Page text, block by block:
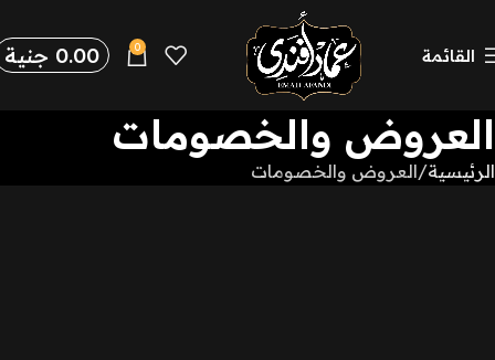
القائمة 0
0.00 جنية
العروض والخصومات
الرئيسية العروض والخصومات